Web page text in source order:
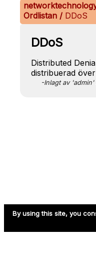
Ordlistan / DDoS
DDoS
Distributed
distribuerad
-Inlagt av
By using this site, you